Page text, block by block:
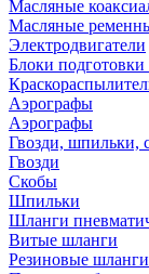
Масляные
Масляные
Электродвигатели
Блоки подготовки
Аэрографы
Аэрографы
Гвозди, шпильки,
Гвозди
Скобы
Шпильки
Шланги
Витые шланги
Резиновые шланги